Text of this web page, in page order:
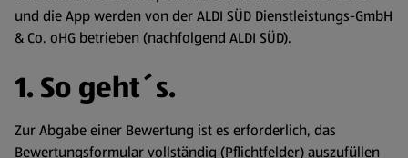
und die App werden von der ALDI SÜD Dienstleistungs-GmbH
& Co. oHG betrieben (nachfolgend ALDI SÜD).
1. So geht´s.
Zur Abgabe einer Bewertung ist es erforderlich, das
Bewertungsformular vollständig (Pflichtfelder) auszufüllen